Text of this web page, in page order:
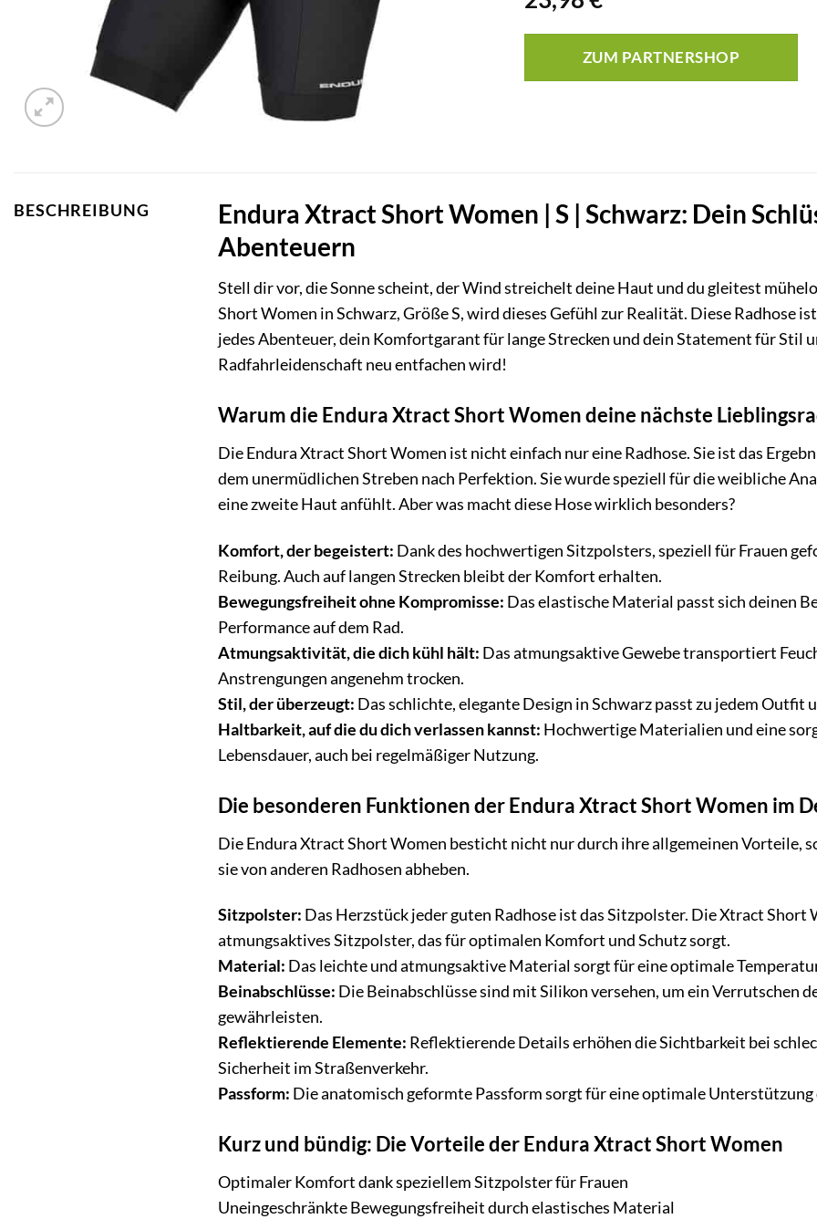
ZUM PARTNERSHOP
BESCHREIBUNG
Endura Xtract Short Women | S | Schwarz: Dein
Abenteuern
Stell dir vor, die Sonne scheint, der Wind streichelt deine Haut und du gleitest
Short Women in Schwarz, Größe S, wird dieses Gefühl zur Realität. Diese Radhose
jedes Abenteuer, dein Komfortgarant für lange Strecken und dein Statement für Stil
Radfahrleidenschaft neu entfachen wird!
Warum die Endura Xtract Short Women deine nächste
Die Endura Xtract Short Women ist nicht einfach nur eine Radhose. Sie ist das
dem unermüdlichen Streben nach Perfektion. Sie wurde speziell für die weibliche
eine zweite Haut anfühlt. Aber was macht diese Hose wirklich besonders?
Komfort, der begeistert: Dank des hochwertigen Sitzpolsters, speziell für Frauen
Reibung. Auch auf langen Strecken bleibt der Komfort erhalten.
Bewegungsfreiheit ohne Kompromisse: Das elastische Material passt sich deinen
Performance auf dem Rad.
Atmungsaktivität, die dich kühl hält: Das atmungsaktive Gewebe transportiert
Anstrengungen angenehm trocken.
Stil, der überzeugt: Das schlichte, elegante Design in Schwarz passt zu jedem Outfit
Haltbarkeit, auf die du dich verlassen kannst: Hochwertige Materialien und eine
Lebensdauer, auch bei regelmäßiger Nutzung.
Die besonderen Funktionen der Endura Xtract Short Women im
Die Endura Xtract Short Women besticht nicht nur durch ihre allgemeinen Vorteile,
sie von anderen Radhosen abheben.
Sitzpolster: Das Herzstück jeder guten Radhose ist das Sitzpolster. Die Xtract
atmungsaktives Sitzpolster, das für optimalen Komfort und Schutz sorgt.
Material: Das leichte und atmungsaktive Material sorgt für eine optimale
Beinabschlüsse: Die Beinabschlüsse sind mit Silikon versehen, um ein Verrutschen
gewährleisten.
Reflektierende Elemente: Reflektierende Details erhöhen die Sichtbarkeit bei
Sicherheit im Straßenverkehr.
Passform: Die anatomisch geformte Passform sorgt für eine optimale
Kurz und bündig: Die Vorteile der Endura Xtract Short Women
Optimaler Komfort dank speziellem Sitzpolster für Frauen
Uneingeschränkte Bewegungsfreiheit durch elastisches Material